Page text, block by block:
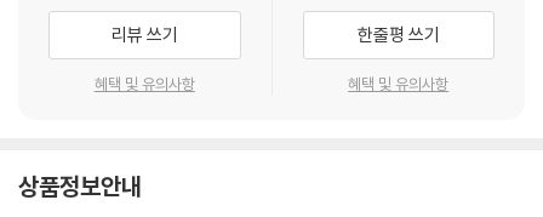
리뷰 쓰기
혜택 및 유의사항
한줄평 쓰기
혜택 및 유의사항
상품정보안내